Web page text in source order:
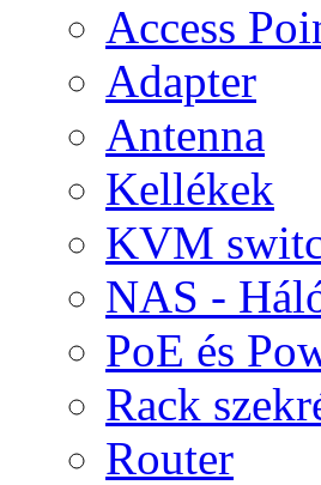
Access
Adapter
Antenna
Kellékek
KVM
NAS -
PoE és
Rack
Router